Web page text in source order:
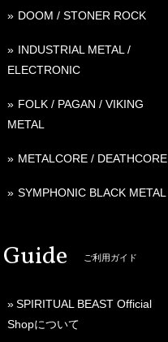
DOOM / STONER ROCK
INDUSTRIAL METAL /
ELECTRONIC
FOLK / PAGAN / VIKING
METAL
METALCORE / DEATHCORE
SYMPHONIC BLACK METAL
Guide ご利用ガイド
SPIRITUAL BEAST Official
Shopについて